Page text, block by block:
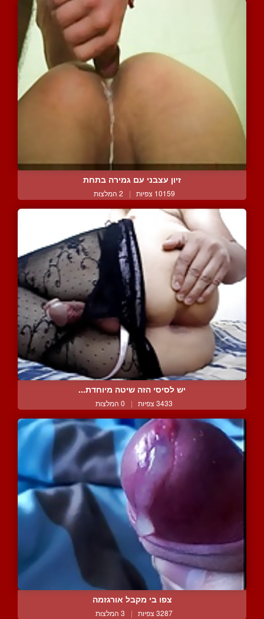
זיון עצבני עם גמירה בתחת
10159 צפיות | 2 המלצות
יש לסיסי הזה שיטה מיוחדת...
3433 צפיות | 0 המלצות
צפו בי מקבל אורגזמה
3287 צפיות | 3 המלצות